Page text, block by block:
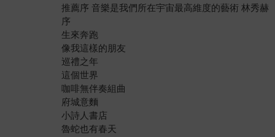
推薦序 音樂是我們所在宇宙最高維度的藝術 林秀赫
序
生來奔跑
像我這樣的朋友
巡禮之年
這個世界
咖啡無伴奏組曲
府城意麵
小詩人書店
魯蛇也有春天